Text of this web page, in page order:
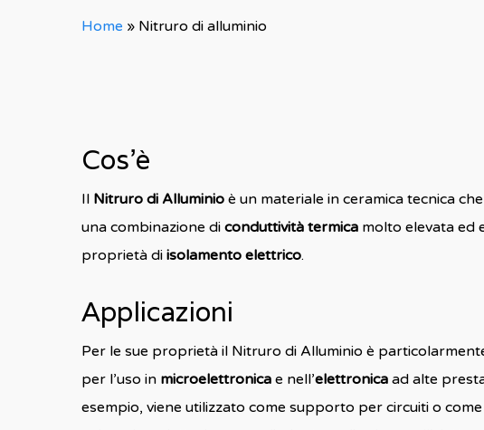
Home » Nitruro di alluminio
Cos’è
Il Nitruro di Alluminio è un materiale in ceramica tecnica
una combinazione diconduttività termica molto elevata ed
proprietà diisolamento elettrico.
Applicazioni
Per le sue proprietà il Nitruro di Alluminio è
per l’uso in microelettronica e nell’elettronica ad alte
esempio, viene utilizzato come supporto per circuiti o